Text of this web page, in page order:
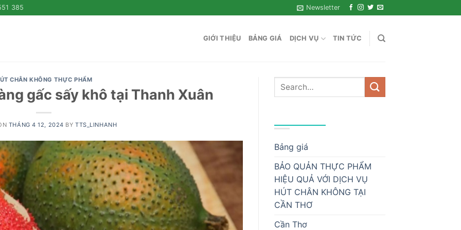
385 Newsletter
GIỚI THIỆU BẢNG GIÁ DỊCH VỤ TIN TỨC
CHÂN KHÔNG THỰC PHẨM
gấc sấy khô tại Thanh Xuân
THÁNG 4 12, 2024 BYTTS_LINHANH
Bảng giá
BẢO QUẢN THỰC PHẨM
HIỆU QUẢ VỚI DỊCH VỤ
HÚT CHÂN KHÔNG TẠI
CẦN THƠ
Cần Thơ